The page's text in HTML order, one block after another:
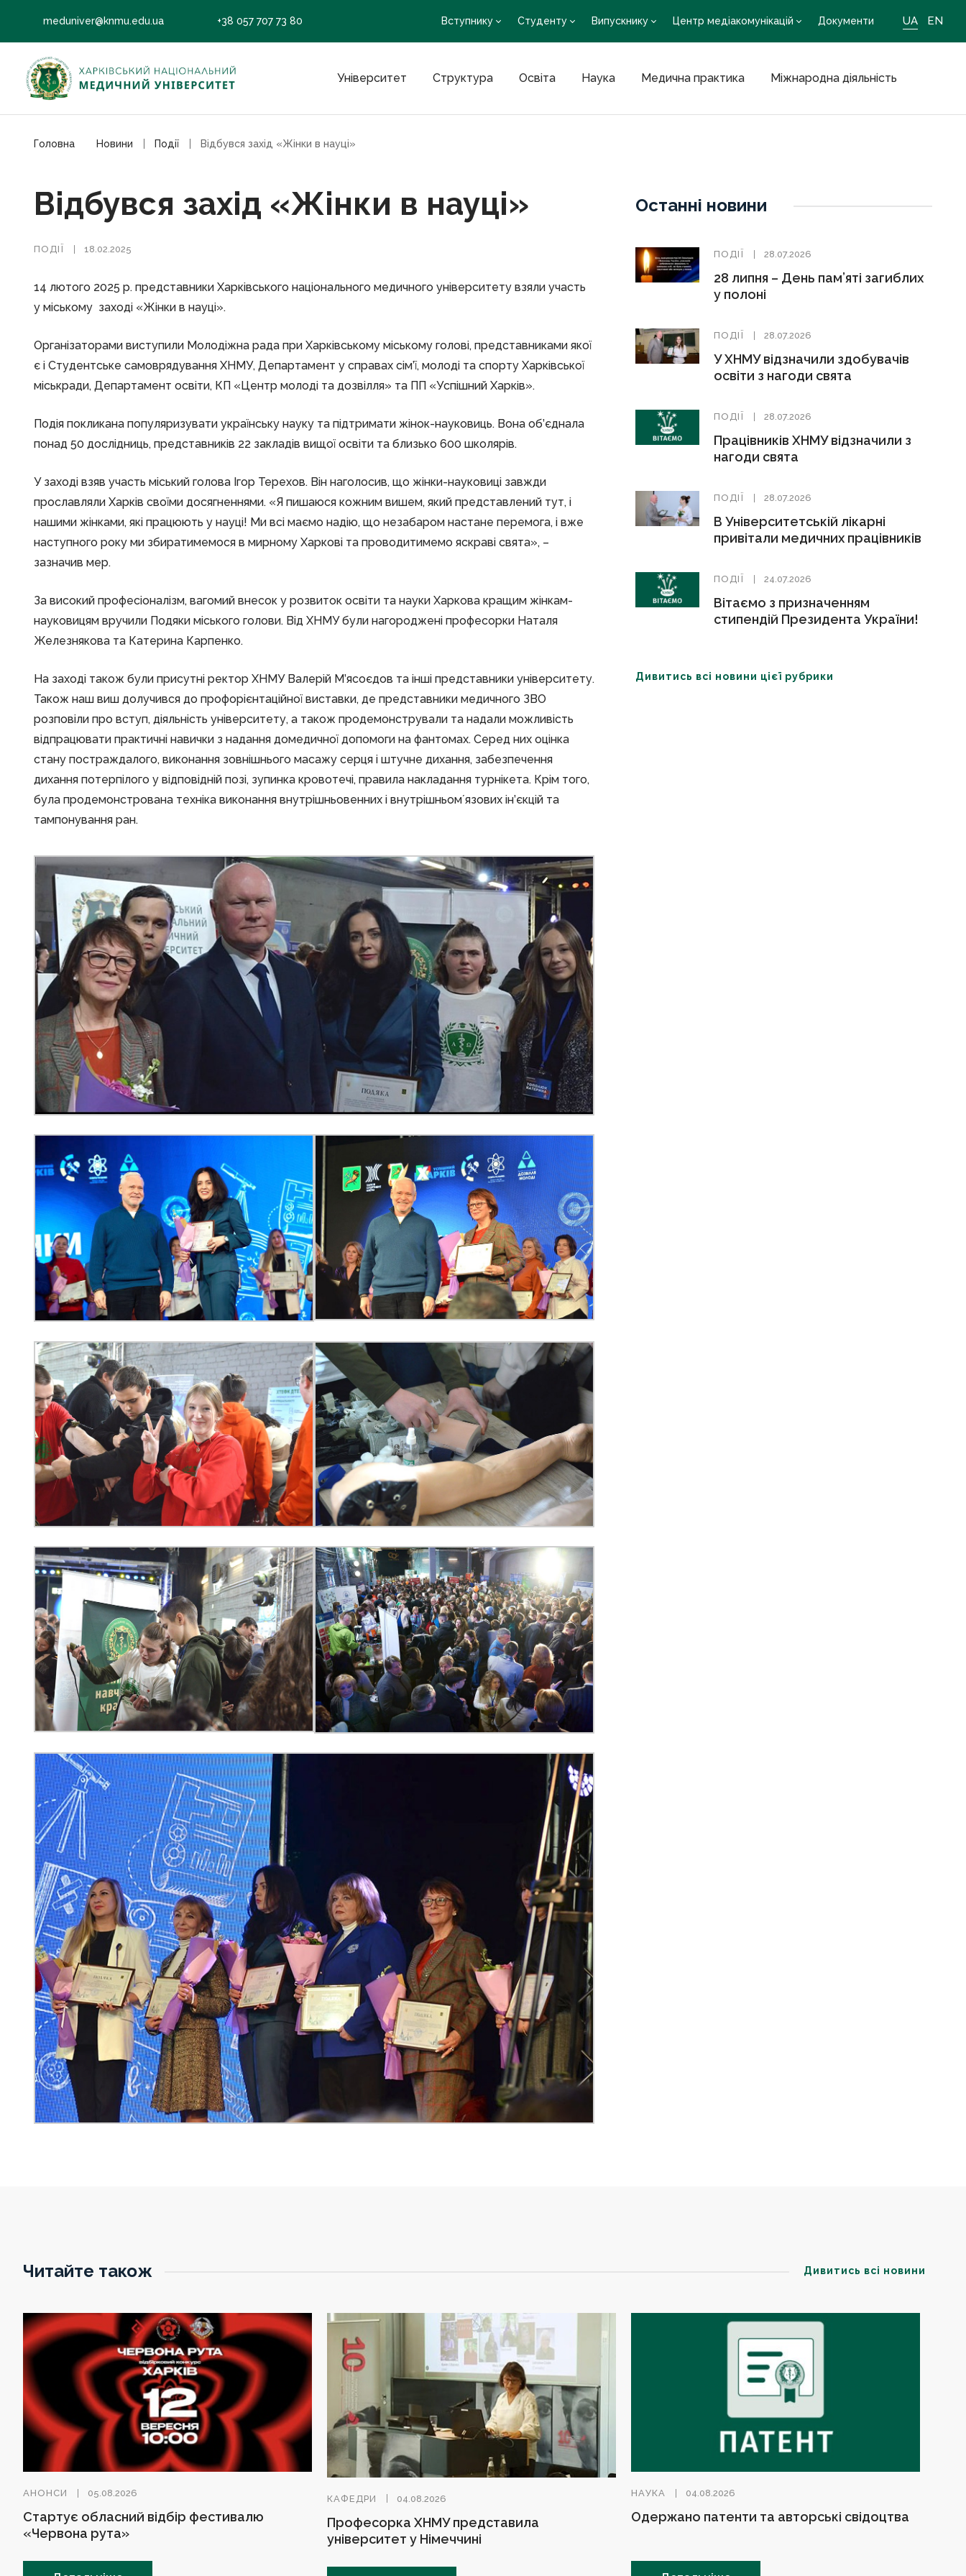
meduniver@knmu.edu.ua +38 057 707 73 80 Вступнику Студенту Випускнику Центр медіакомунікацій Документи UA EN
Університет Структура Освіта Наука Медична практика Міжнародна діяльність
Головна Новини Події Відбувся захід «Жінки в науці»
Відбувся захід «Жінки в науці»
ПОДІЇ 18.02.2025
14 лютого 2025 р. представники Харківського національного медичного університету взяли участь
у міському заході «Жінки в науці».
Організаторами виступили Молодіжна рада при Харківському міському голові, представниками якої
є і Студентське самоврядування ХНМУ, Департамент у справах сім’ї, молоді та спорту Харківської
міськради, Департамент освіти, КП «Центр молоді та дозвілля» та ПП «Успішний Харків».
Подія покликана популяризувати українську науку та підтримати жінок-науковиць. Вона об’єднала
понад 50 дослідниць, представників 22 закладів вищої освіти та близько 600 школярів.
У заході взяв участь міський голова Ігор Терехов. Він наголосив, що жінки-науковиці завжди
прославляли Харків своїми досягненнями. «Я пишаюся кожним вишем, який представлений тут, і
нашими жінками, які працюють у науці! Ми всі маємо надію, що незабаром настане перемога, і вже
наступного року ми збиратимемося в мирному Харкові та проводитимемо яскраві свята», –
зазначив мер.
За високий професіоналізм, вагомий внесок у розвиток освіти та науки Харкова кращим жінкам-
науковицям вручили Подяки міського голови. Від ХНМУ були нагороджені професорки Наталя
Железнякова та Катерина Карпенко.
На заході також були присутні ректор ХНМУ Валерій М’ясоєдов та інші представники університету.
Також наш виш долучився до профорієнтаційної виставки, де представники медичного ЗВО
розповіли про вступ, діяльність університету, а також продемонстрували та надали можливість
відпрацювати практичні навички з надання домедичної допомоги на фантомах. Серед них оцінка
стану постраждалого, виконання зовнішнього масажу серця і штучне дихання, забезпечення
дихання потерпілого у відповідній позі, зупинка кровотечі, правила накладання турнікета. Крім того,
була продемонстрована техніка виконання внутрішньовенних і внутрішньомʼязових ін’єкцій та
тампонування ран.
Останні новини
ПОДІЇ 28.07.2026
28 липня – День пам’яті загиблих
у полоні
ПОДІЇ 28.07.2026
У ХНМУ відзначили здобувачів
освіти з нагоди свята
ПОДІЇ 28.07.2026
Працівників ХНМУ відзначили з
нагоди свята
ПОДІЇ 28.07.2026
В Університетській лікарні
привітали медичних працівників
ПОДІЇ 24.07.2026
Вітаємо з призначенням
стипендій Президента України!
Дивитись всі новини цієї рубрики
Читайте також Дивитись всі новини
АНОНСИ 05.08.2026
Стартує обласний відбір фестивалю
«Червона рута»
КАФЕДРИ 04.08.2026
Професорка ХНМУ представила
університет у Німеччині
НАУКА 04.08.2026
Одержано патенти та авторські свідоцтва